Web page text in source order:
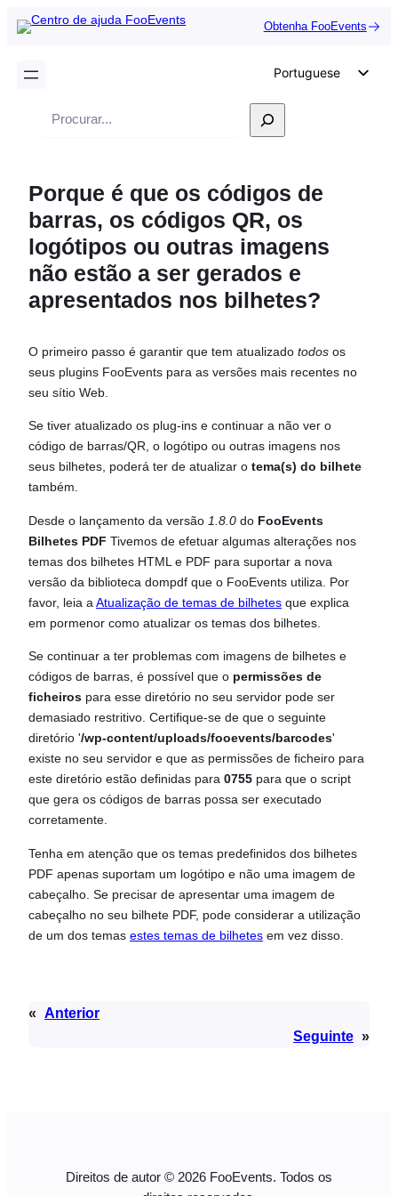
Obtenha FooEvents
Portuguese
English
German
Spanish
Italian
French
Polish
Czech
Pesquisar
Porque é que os códigos de
barras, os códigos QR, os
logótipos ou outras imagens
não estão a ser gerados e
apresentados nos bilhetes?
O primeiro passo é garantir que tem atualizado todos os
seus plugins FooEvents para as versões mais recentes no
seu sítio Web.
Se tiver atualizado os plug-ins e continuar a não ver o
código de barras/QR, o logótipo ou outras imagens nos
seus bilhetes, poderá ter de atualizar o tema(s) do bilhete
também.
Desde o lançamento da versão 1.8.0 do FooEvents
Bilhetes PDF Tivemos de efetuar algumas alterações nos
temas dos bilhetes HTML e PDF para suportar a nova
versão da biblioteca dompdf que o FooEvents utiliza. Por
favor, leia a Atualização de temas de bilhetes que explica
em pormenor como atualizar os temas dos bilhetes.
Se continuar a ter problemas com imagens de bilhetes e
códigos de barras, é possível que o permissões de
ficheiros para esse diretório no seu servidor pode ser
demasiado restritivo. Certifique-se de que o seguinte
diretório '/wp-content/uploads/fooevents/barcodes'
existe no seu servidor e que as permissões de ficheiro para
este diretório estão definidas para 0755 para que o script
que gera os códigos de barras possa ser executado
corretamente.
Tenha em atenção que os temas predefinidos dos bilhetes
PDF apenas suportam um logótipo e não uma imagem de
cabeçalho. Se precisar de apresentar uma imagem de
cabeçalho no seu bilhete PDF, pode considerar a utilização
de um dos temas estes temas de bilhetes em vez disso.
« Anterior
Seguinte »
Direitos de autor © 2026 FooEvents. Todos os